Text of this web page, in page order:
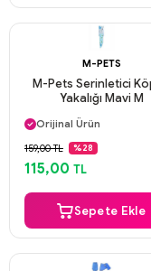
M-PETS
M-Pets Serinletici
Yakalığı Mavi M
Aynı Gün Kargo
Orijinal Ürün
Güvenli Ödeme
Aynı Gün Kargo
159,00 TL %28
115,00 TL
Sepete Ekle